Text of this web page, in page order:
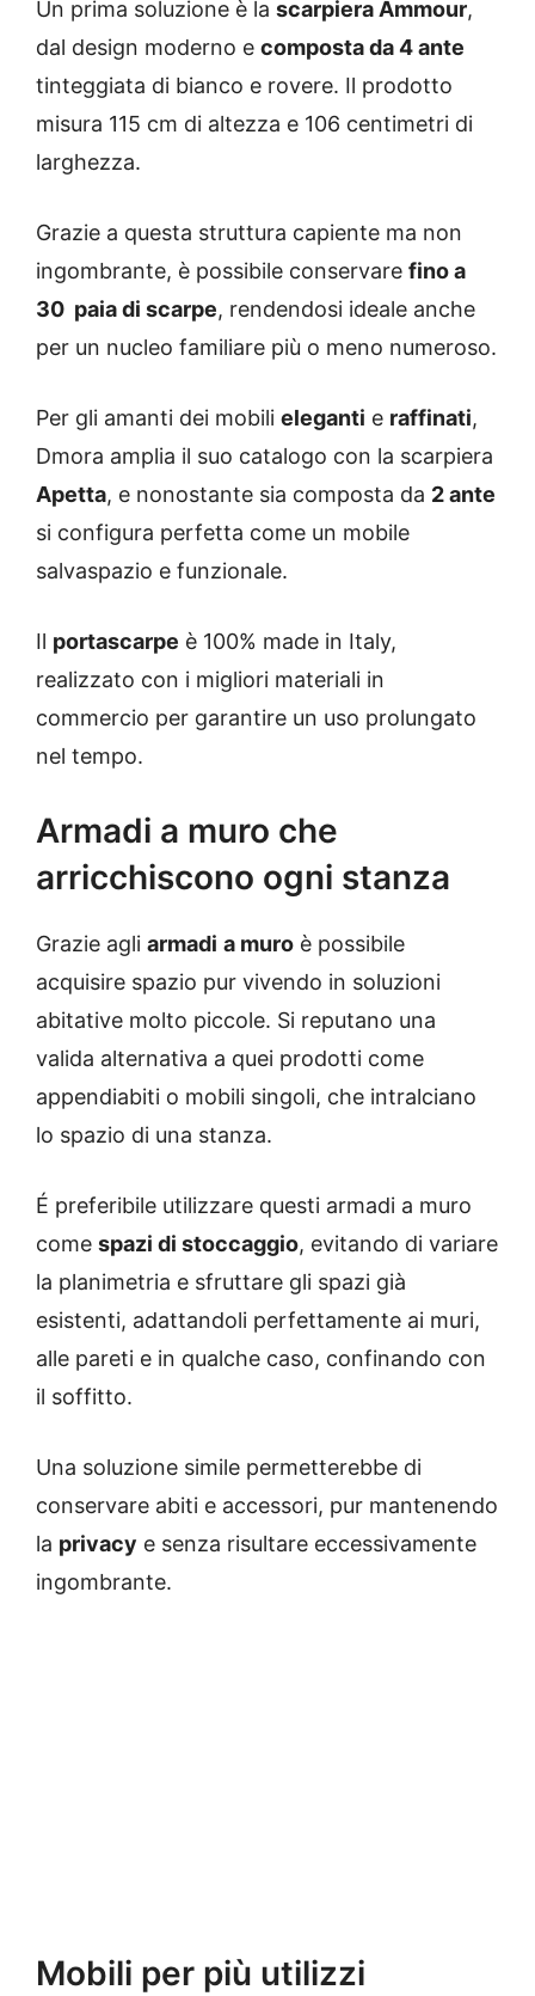
Un prima soluzione è la scarpiera Ammour,
dal design moderno e composta da 4 ante
tinteggiata di bianco e rovere. Il prodotto
misura 115 cm di altezza e 106 centimetri di
larghezza.
Grazie a questa struttura capiente ma non
ingombrante, è possibile conservare fino a
30 paia di scarpe, rendendosi ideale anche
per un nucleo familiare più o meno numeroso.
Per gli amanti dei mobili eleganti e raffinati,
Dmora amplia il suo catalogo con la scarpiera
Apetta, e nonostante sia composta da 2 ante
si configura perfetta come un mobile
salvaspazio e funzionale.
Il portascarpe è 100% made in Italy,
realizzato con i migliori materiali in
commercio per garantire un uso prolungato
nel tempo.
Armadi a muro che
arricchiscono ogni stanza
Grazie agli armadi a muro è possibile
acquisire spazio pur vivendo in soluzioni
abitative molto piccole. Si reputano una
valida alternativa a quei prodotti come
appendiabiti o mobili singoli, che intralciano
lo spazio di una stanza.
É preferibile utilizzare questi armadi a muro
come spazi di stoccaggio, evitando di variare
la planimetria e sfruttare gli spazi già
esistenti, adattandoli perfettamente ai muri,
alle pareti e in qualche caso, confinando con
il soffitto.
Una soluzione simile permetterebbe di
conservare abiti e accessori, pur mantenendo
la privacy e senza risultare eccessivamente
ingombrante.
Mobili per più utilizzi